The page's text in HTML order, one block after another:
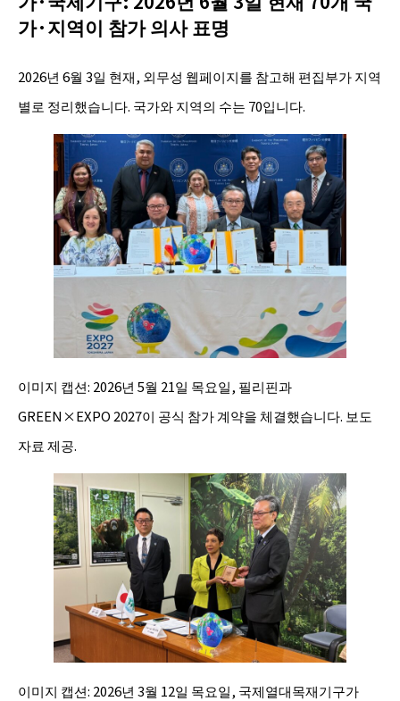
가·지역이 참가 의사 표명
2026년 6월 3일 현재, 외무성 웹페이지를 참고해 편집부가 지역
별로 정리했습니다. 국가와 지역의 수는 70입니다.
이미지 캡션: 2026년 5월 21일 목요일, 필리핀과
GREEN×EXPO 2027이 공식 참가 계약을 체결했습니다. 보도
자료 제공.
이미지 캡션: 2026년 3월 12일 목요일, 국제열대목재기구가